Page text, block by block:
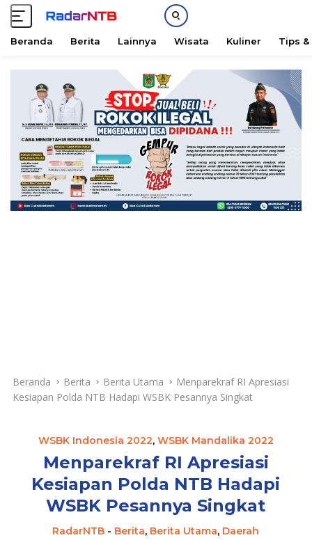
Beranda Berita Lainnya Wisata Kuliner Tips &
Beranda Berita Berita Utama
Menparekraf RI Apresiasi
Kesiapan Polda NTB Hadapi WSBK Pesannya Singkat
WSBK Indonesia 2022, WSBK Mandalika 2022
Menparekraf RI Apresiasi
Kesiapan Polda NTB Hadapi
WSBK Pesannya Singkat
RadarNTB - Berita, Berita Utama, Daerah